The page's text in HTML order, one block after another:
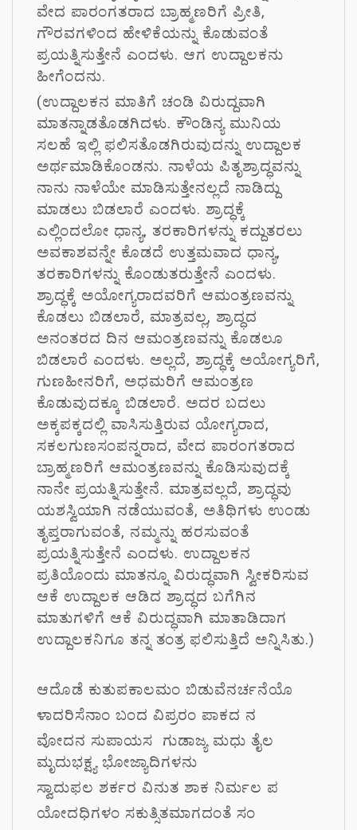
ವೇದ ಪಾರಂಗತರಾದ ಬ್ರಾಹ್ಮಣರಿಗೆ ಪ್ರೀತಿ,
ಗೌರವಗಳಿಂದ ಹೇಳಿಕೆಯನ್ನು ಕೊಡುವಂತೆ
ಪ್ರಯತ್ನಿಸುತ್ತೇನೆ ಎಂದಳು. ಆಗ ಉದ್ದಾಲಕನು
ಹೀಗೆಂದನು.
(ಉದ್ದಾಲಕನ ಮಾತಿಗೆ ಚಂಡಿ ವಿರುದ್ದವಾಗಿ
ಮಾತನ್ನಾಡತೊಡಗಿದಳು. ಕೌಂಡಿನ್ಯ ಮುನಿಯ
ಸಲಹೆ ಇಲ್ಲಿ ಫಲಿಸತೊಡಗಿರುವುದನ್ನು ಉದ್ದಾಲಕ
ಅರ್ಥಮಾಡಿಕೊಂಡನು. ನಾಳೆಯ ಪಿತೃಶ್ರಾದ್ಧವನ್ನು
ನಾನು ನಾಳೆಯೇ ಮಾಡಿಸುತ್ತೇನಲ್ಲದೆ ನಾಡಿದ್ದು
ಮಾಡಲು ಬಿಡಲಾರೆ ಎಂದಳು. ಶ್ರಾದ್ಧಕ್ಕೆ
ಎಲ್ಲಿಂದಲೋ ಧಾನ್ಯ, ತರಕಾರಿಗಳನ್ನು ಕದ್ದುತರಲು
ಅವಕಾಶವನ್ನೇ ಕೊಡದೆ ಉತ್ತಮವಾದ ಧಾನ್ಯ,
ತರಕಾರಿಗಳನ್ನು ಕೊಂಡುತರುತ್ತೇನೆ ಎಂದಳು.
ಶ್ರಾದ್ಧಕ್ಕೆ ಅಯೋಗ್ಯರಾದವರಿಗೆ ಆಮಂತ್ರಣವನ್ನು
ಕೊಡಲು ಬಿಡಲಾರೆ, ಮಾತ್ರವಲ್ಲ, ಶ್ರಾದ್ಧದ
ಅನಂತರದ ದಿನ ಆಮಂತ್ರಣವನ್ನು ಕೊಡಲೂ
ಬಿಡಲಾರೆ ಎಂದಳು. ಅಲ್ಲದೆ, ಶ್ರಾದ್ಧಕ್ಕೆ ಅಯೋಗ್ಯರಿಗೆ,
ಗುಣಹೀನರಿಗೆ, ಅಧಮರಿಗೆ ಆಮಂತ್ರಣ
ಕೊಡುವುದಕ್ಕೂ ಬಿಡಲಾರೆ. ಅದರ ಬದಲು
ಅಕ್ಕಪಕ್ಕದಲ್ಲಿ ವಾಸಿಸುತ್ತಿರುವ ಯೋಗ್ಯರಾದ,
ಸಕಲಗುಣಸಂಪನ್ನರಾದ, ವೇದ ಪಾರಂಗತರಾದ
ಬ್ರಾಹ್ಮಣರಿಗೆ ಆಮಂತ್ರಣವನ್ನು ಕೊಡಿಸುವುದಕ್ಕೆ
ನಾನೇ ಪ್ರಯತ್ನಿಸುತ್ತೇನೆ. ಮಾತ್ರವಲ್ಲದೆ, ಶ್ರಾದ್ಧವು
ಯಶಸ್ವಿಯಾಗಿ ನಡೆಯುವಂತೆ, ಅತಿಥಿಗಳು ಉಂಡು
ತೃಪ್ತರಾಗುವಂತೆ, ನಮ್ಮನ್ನು ಹರಸುವಂತೆ
ಪ್ರಯತ್ನಿಸುತ್ತೇನೆ ಎಂದಳು. ಉದ್ದಾಲಕನ
ಪ್ರತಿಯೊಂದು ಮಾತನ್ನೂ ವಿರುದ್ಧವಾಗಿ ಸ್ವೀಕರಿಸುವ
ಆಕೆ ಉದ್ದಾಲಕ ಆಡಿದ ಶ್ರಾದ್ಧದ ಬಗೆಗಿನ
ಮಾತುಗಳಿಗೆ ಆಕೆ ವಿರುದ್ಧವಾಗಿ ಮಾತಾಡಿದಾಗ
ಉದ್ದಾಲಕನಿಗೂ ತನ್ನ ತಂತ್ರ ಫಲಿಸುತ್ತಿದೆ ಅನ್ನಿಸಿತು.)
ಆದೊಡೆ ಕುತುಪಕಾಲಮಂ ಬಿಡುವೆನರ್ಚನೆಯೊ
ಳಾದರಿಸೆನಾಂ ಬಂದ ವಿಪ್ರರಂ ಪಾಕದ ನ
ವೋದನ ಸುಪಾಯಸ ಗುಡಾಜ್ಯ ಮಧು ತೈಲ
ಮೃದುಭಕ್ಷ್ಯ ಭೋಜ್ಯಾದಿಗಳನು
ಸ್ವಾದುಫಲ ಶರ್ಕರ ವಿನುತ ಶಾಕ ನಿರ್ಮಲ ಪ
ಯೋದಧಿಗಳಂ ಸಕುತ್ಸಿತಮಾಗದಂತೆ ಸಂ